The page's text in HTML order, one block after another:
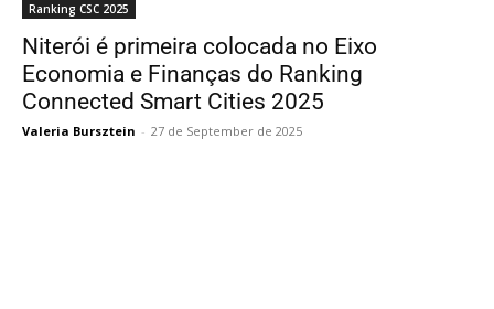
Ranking CSC 2025
Niterói é primeira colocada no Eixo
Economia e Finanças do Ranking
Connected Smart Cities 2025
Valeria Bursztein - 27 de September de 2025